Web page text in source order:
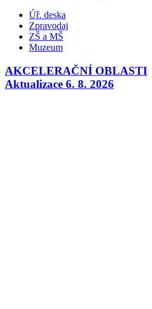
Úř. deska
Zpravodaj
ZŠ a MŠ
Muzeum
AKCELERAČNÍ OBLASTI
Aktualizace 6. 8. 2026